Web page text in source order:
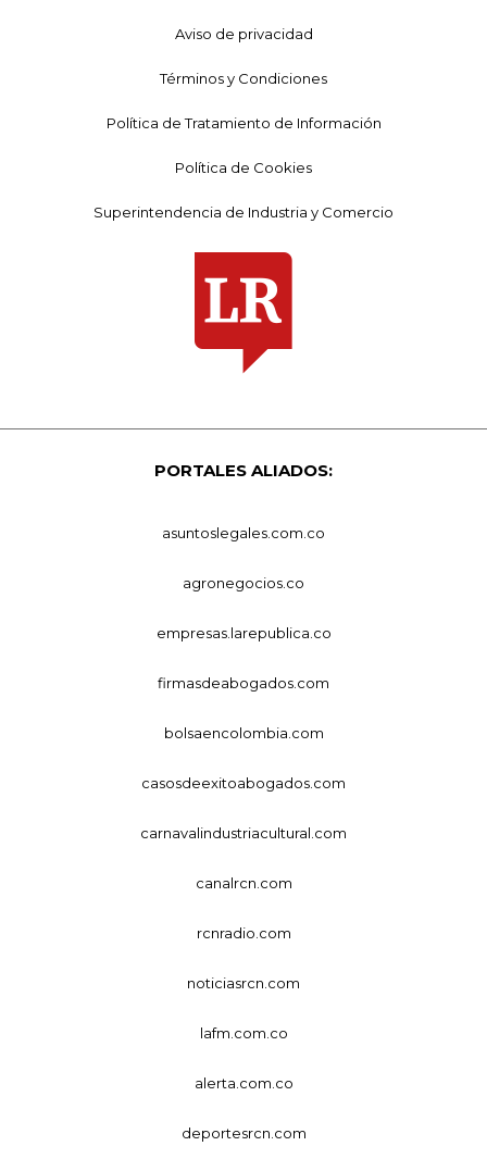
Aviso de privacidad
Términos y Condiciones
Política de Tratamiento de Información
Política de Cookies
Superintendencia de Industria y Comercio
PORTALES ALIADOS:
asuntoslegales.com.co
agronegocios.co
empresas.larepublica.co
firmasdeabogados.com
bolsaencolombia.com
casosdeexitoabogados.com
carnavalindustriacultural.com
canalrcn.com
rcnradio.com
noticiasrcn.com
lafm.com.co
alerta.com.co
deportesrcn.com